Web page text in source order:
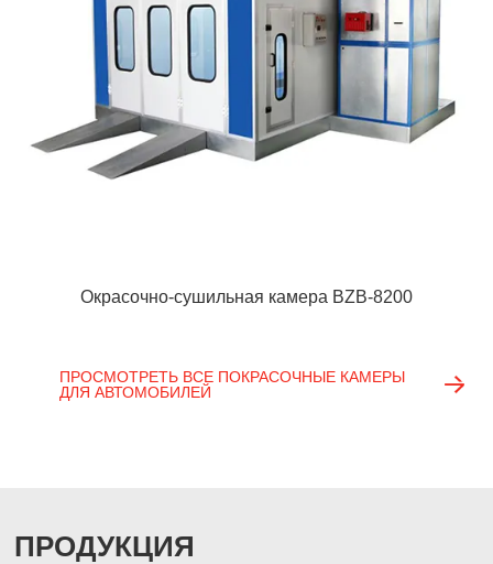
Окрасочно-сушильная камера BZB-8200
ПРОСМОТРЕТЬ ВСЕ ПОКРАСОЧНЫЕ КАМЕРЫ
ДЛЯ АВТОМОБИЛЕЙ
ПРОДУКЦИЯ